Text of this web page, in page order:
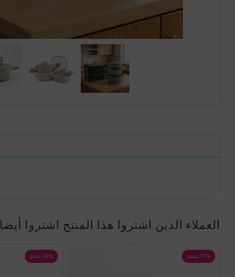
العملاء الذين اشتروا هذا المنتج اشتروا أيضا
54% خصم 17% خصم